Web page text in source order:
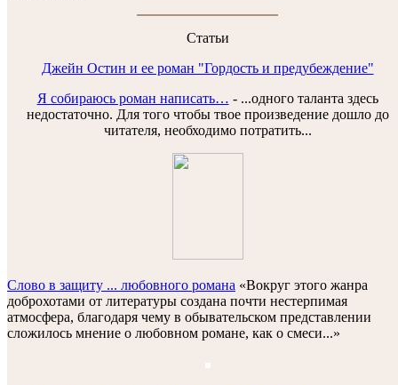
Статьи
Джейн Остин и ее роман "Гордость и предубеждение"
Я собираюсь роман написать… - ...одного таланта здесь
недостаточно. Для того чтобы твое произведение дошло до
читателя, необходимо потратить...
Слово в защиту ... любовного романа «Вокруг этого жанра
доброхотами от литературы создана почти нестерпимая
атмосфера, благодаря чему в обывательском представлении
сложилось мнение о любовном романе, как о смеси...»